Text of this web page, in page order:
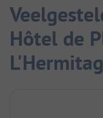
Hôtel de